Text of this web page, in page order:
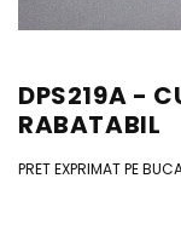
DPS219A -
RABATABIL
PRET EXPRIMAT PE